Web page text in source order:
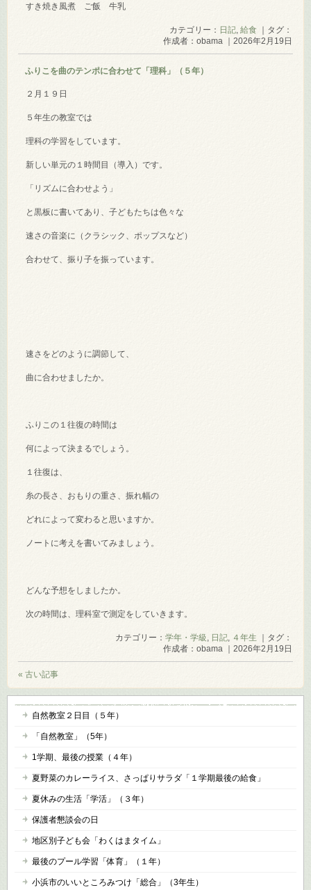
すき焼き風煮 ご飯 牛乳
カテゴリー： 日記, 給食 ｜タグ：
作成者：obama ｜2026年2月19日
ふりこを曲のテンポに合わせて「理科」（５年）
２月１９日
５年生の教室では
理科の学習をしています。
新しい単元の１時間目（導入）です。
「リズムに合わせよう」
と黒板に書いてあり、子どもたちは色々な
速さの音楽に（クラシック、ポップスなど）
合わせて、振り子を振っています。
速さをどのように調節して、
曲に合わせましたか。
ふりこの１往復の時間は
何によって決まるでしょう。
１往復は、
糸の長さ、おもりの重さ、振れ幅の
どれによって変わると思いますか。
ノートに考えを書いてみましょう。
どんな予想をしましたか。
次の時間は、理科室で測定をしていきます。
カテゴリー： 学年・学級 日記, ４年生 ｜タグ：
作成者：obama ｜2026年2月19日
« 古い記事
自然教室２日目（５年）
「自然教室」（5年）
1学期、最後の授業（４年）
夏野菜のカレーライス、さっぱりサラダ「１学期最後の給食」
夏休みの生活「学活」（３年）
保護者懇談会の日
地区別子ども会「わくはまタイム」
最後のプール学習「体育」（１年）
小浜市のいいところみつけ「総合」（3年生）